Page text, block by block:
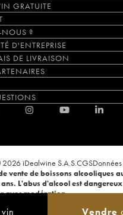
Vendre
GRATUITE
?
D'ENTREPRISE
DE LIVRAISON
2026 iDealwine S.A.S.CGS
vente de boissons alcooliques
L'abus d'alcool est
avec modération.